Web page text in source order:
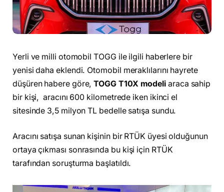
Yerli ve milli otomobil TOGG ile ilgili haberlere bir
yenisi daha eklendi. Otomobil meraklılarını hayrete
düşüren habere göre,TOGG T10X modeli araca sahip
bir kişi, aracını 600 kilometrede iken ikinci el
sitesinde 3,5 milyon TL bedelle satışa sundu.
Aracını satışa sunan kişinin bir RTÜK üyesi olduğunun
ortaya çıkması sonrasında bu kişi için RTÜK
tarafından soruşturma başlatıldı.